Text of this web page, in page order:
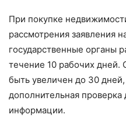
При покупке
рассмотрения заявления
государственные органы
течение 10 рабочих дней.
быть увеличен до 30
дополнительная
информации.